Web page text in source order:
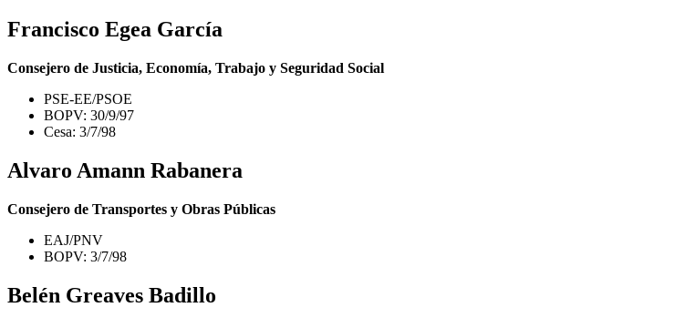
Francisco Egea García
Consejero de Justicia, Economía, Trabajo y Seguridad Social
PSE-EE/PSOE
BOPV: 30/9/97
Cesa: 3/7/98
Alvaro Amann Rabanera
Consejero de Transportes y Obras Públicas
EAJ/PNV
BOPV: 3/7/98
Belén Greaves Badillo